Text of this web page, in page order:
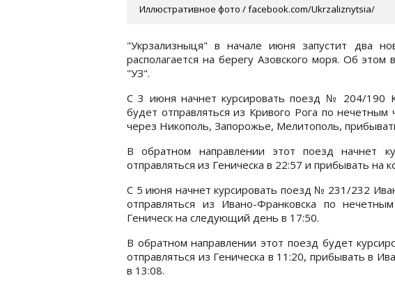
Иллюстративное фото / facebook.com/Ukrzaliznytsia/
"Укрзализныця" в начале июня запустит два
располагается на берегу Азовского моря. Об этом
"УЗ".
С 3 июня начнет курсировать поезд № 204/190
будет отправляться из Кривого Рога по нечетным
через Никополь, Запорожье, Мелитополь,
В обратном направлении этот поезд начнет
отправляться из Геническа в 22:57 и прибывать на
С 5 июня начнет курсировать поезд № 231/232
отправляться из Ивано-Франковска по
Геническ на следующий день в 17:50.
В обратном направлении этот поезд будет
отправляться из Геническа в 11:20, прибывать в
в 13:08.